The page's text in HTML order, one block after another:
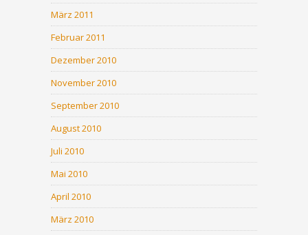
März 2011
Februar 2011
Dezember 2010
November 2010
September 2010
August 2010
Juli 2010
Mai 2010
April 2010
März 2010